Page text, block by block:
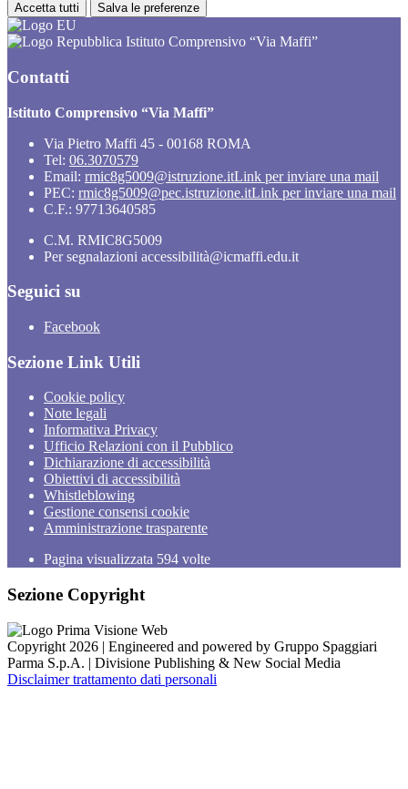
Accetta tutti Salva le preferenze
Istituto Comprensivo “Via Maffi”
Contatti
Istituto Comprensivo “Via Maffi”
Via Pietro Maffi 45 - 00168 ROMA
Tel: 06.3070579
Email: rmic8g5009@istruzione.itLink per inviare una mail
PEC: rmic8g5009@pec.istruzione.itLink per inviare una mail
C.F.: 97713640585
C.M. RMIC8G5009
Per segnalazioni accessibilità@icmaffi.edu.it
Seguici su
Facebook
Sezione Link Utili
Cookie policy
Note legali
Informativa Privacy
Ufficio Relazioni con il Pubblico
Dichiarazione di accessibilità
Obiettivi di accessibilità
Whistleblowing
Gestione consensi cookie
Amministrazione trasparente
Pagina visualizzata 594 volte
Sezione Copyright
Copyright 2026 | Engineered and powered by Gruppo Spaggiari
Parma S.p.A. | Divisione Publishing & New Social Media
Disclaimer trattamento dati personali